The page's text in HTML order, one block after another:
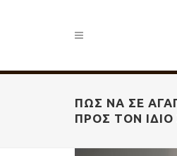
ΠΏΣ ΝΑ ΣΕ
ΠΡΟΣ ΤΟΝ